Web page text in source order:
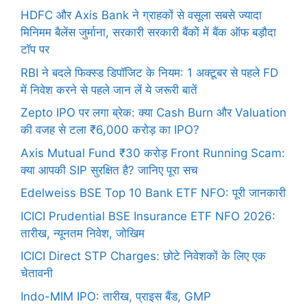
HDFC और Axis Bank ने ग्राहकों से वसूला सबसे ज्यादा
मिनिमम बैलेंस जुर्माना, सरकारी सरकारी बैंकों में बैंक ऑफ बड़ौदा
टॉप पर
RBI ने बदले फिक्स्ड डिपॉजिट के नियम: 1 अक्टूबर से पहले FD
में निवेश करने से पहले जान लें ये जरूरी बातें
Zepto IPO पर लगा ब्रेक: क्या Cash Burn और Valuation
की वजह से टला ₹6,000 करोड़ का IPO?
Axis Mutual Fund ₹30 करोड़ Front Running Scam:
क्या आपकी SIP सुरक्षित है? जानिए पूरा सच
Edelweiss BSE Top 10 Bank ETF NFO: पूरी जानकारी
ICICI Prudential BSE Insurance ETF NFO 2026:
तारीख, न्यूनतम निवेश, जोखिम
ICICI Direct STP Charges: छोटे निवेशकों के लिए एक
चेतावनी
Indo-MIM IPO: तारीख, प्राइस बैंड, GMP